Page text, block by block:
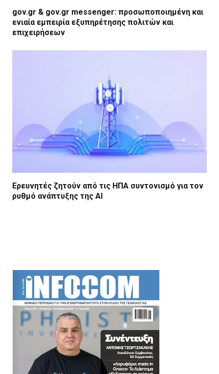
gov.gr & gov.gr messenger: προσωποποιημένη και
ενιαία εμπειρία εξυπηρέτησης πολιτών και
επιχειρήσεων
Ερευνητές ζητούν από τις ΗΠΑ συντονισμό για τον
ρυθμό ανάπτυξης της AI